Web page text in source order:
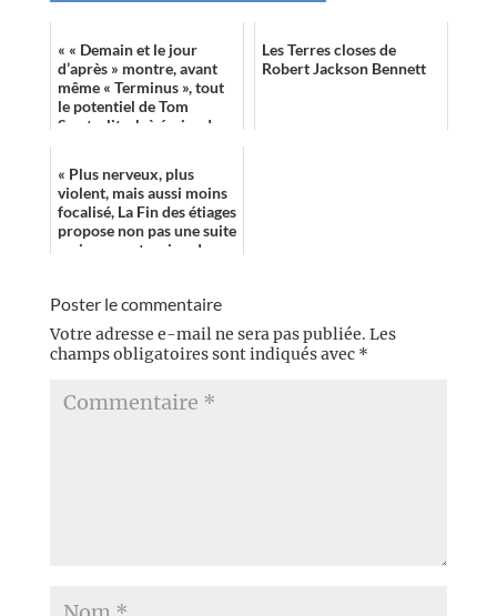
« « Demain et le jour
d’après » montre, avant
même « Terminus », tout
le potentiel de Tom
Sweterlitsch à écrire des
Les Terres closes de
Robert Jackson Bennett
« Plus nerveux, plus
violent, mais aussi moins
focalisé, La Fin des étiages
propose non pas une suite
mais une extension de
Poster le commentaire
Votre adresse e-mail ne sera pas publiée. Les
champs obligatoires sont indiqués avec *